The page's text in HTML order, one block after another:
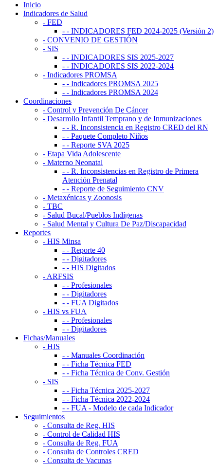
Inicio
Indicadores de Salud
- FED
- - INDICADORES FED 2024-2025 (Versión 2)
- CONVENIO DE GESTIÓN
- SIS
- - INDICADORES SIS 2025-2027
- - INDICADORES SIS 2022-2024
- Indicadores PROMSA
- - Indicadores PROMSA 2025
- - Indicadores PROMSA 2024
Coordinaciones
- Control y Prevención De Cáncer
- Desarrollo Infantil Temprano y de Inmunizaciones
- - R. Inconsistencia en Registro CRED del RN
- - Paquete Completo Niños
- - Reporte SVA 2025
- Etapa Vida Adolescente
- Materno Neonatal
- - R. Inconsistencias en Registro de Primera
Atención Prenatal
- - Reporte de Seguimiento CNV
- Metaxénicas y Zoonosis
- TBC
- Salud Bucal/Pueblos Indígenas
- Salud Mental y Cultura De Paz/Discapacidad
Reportes
- HIS Minsa
- - Reporte 40
- - Digitadores
- - HIS Digitados
- ARFSIS
- - Profesionales
- - Digitadores
- - FUA Digitados
- HIS vs FUA
- - Profesionales
- - Digitadores
Fichas/Manuales
- HIS
- - Manuales Coordinación
- - Ficha Técnica FED
- - Ficha Técnica de Conv. Gestión
- SIS
- - Ficha Técnica 2025-2027
- - Ficha Técnica 2022-2024
- - FUA - Modelo de cada Indicador
Seguimientos
- Consulta de Reg. HIS
- Control de Calidad HIS
- Consulta de Reg. FUA
- Consulta de Controles CRED
- Consulta de Vacunas